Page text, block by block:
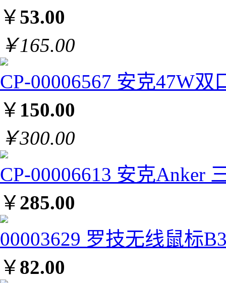
￥53.00
￥165.00
CP-00006567 安克47W双
￥ 150.00
￥300.00
CP-00006613 安克Anker
￥285.00
00003629 罗技无线鼠标
￥82.00